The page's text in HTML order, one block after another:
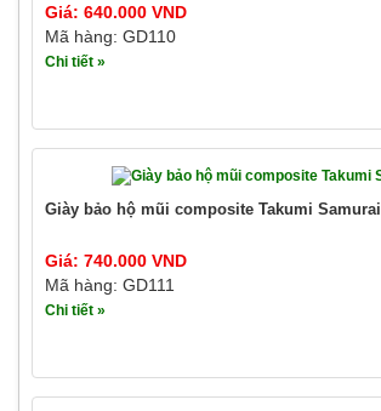
Giá: 640.000 VND
Mã hàng: GD110
Chi tiết »
Giày bảo hộ mũi composite Takumi Samurai
Giá: 740.000 VND
Mã hàng: GD111
Chi tiết »